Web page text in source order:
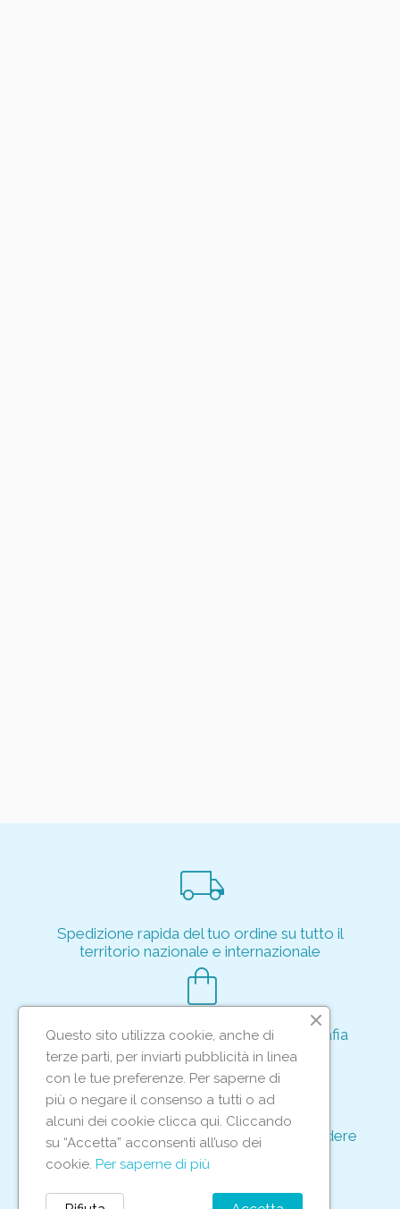
local_shipping
Spedizione rapida del tuo ordine su tutto il
territorio nazionale e internazionale
shopping_bag
Acquisto rapido e sicuro tramite crittografia
per proteggere le tue transazioni
support_agent
Supporto e assistenza dedicati per rispondere
storefront
Questo sito utilizza cookie, anche di
terze parti, per inviarti pubblicità in linea
con le tue preferenze. Per saperne di
più o negare il consenso a tutti o ad
alcuni dei cookie clicca qui. Cliccando
su “Accetta” acconsenti all’uso dei
cookie. Per saperne di più